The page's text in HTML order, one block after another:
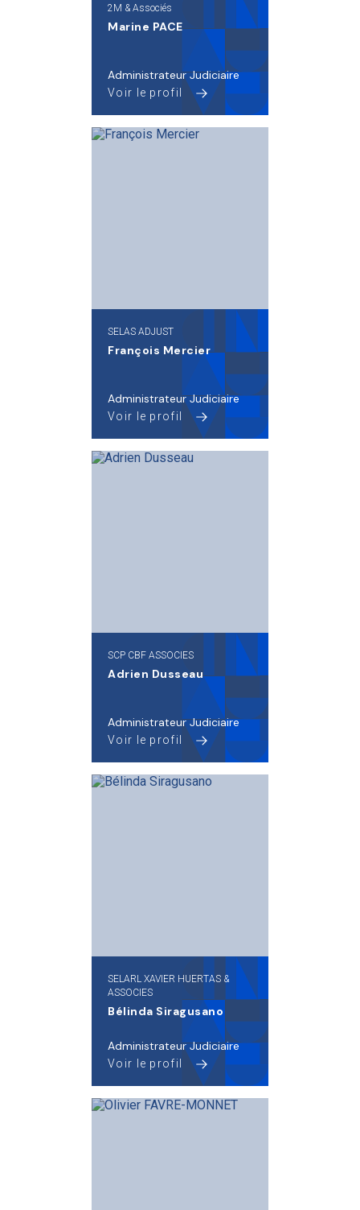
2M & Associés
Marine PACE
Administrateur Judiciaire
Voir le profil
SELAS ADJUST
François Mercier
Administrateur Judiciaire
Voir le profil
SCP CBF ASSOCIES
Adrien Dusseau
Administrateur Judiciaire
Voir le profil
SELARL XAVIER HUERTAS &
ASSOCIES
Bélinda Siragusano
Administrateur Judiciaire
Voir le profil